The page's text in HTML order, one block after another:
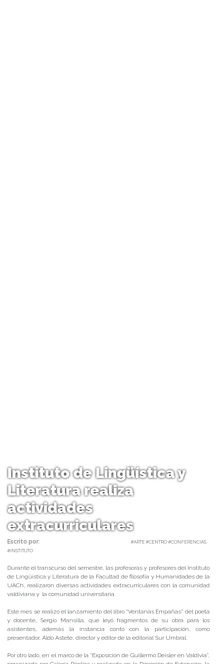
Instituto de Lingüística y
Literatura realiza
actividades
extracurriculares
Escrito por:
#ARTE #CENTRO #CONFERENCIAS
#INSTITUTO
Durante el transcurso del semestre, las profesoras y profesores del Instituto
de Lingüística y Literatura de la Facultad de filosofía y Humanidades de la
UACh, realizaron diversas actividades extracurriculares con la comunidad
valdiviana y la comunidad universitaria.
Este mes se realizó el lanzamiento del libro “Ventanas Empañas” del poeta
y docente, Sergio Mansilla, que leyó fragmentos de su obra para los
asistentes, además la instancia contó con la participación, como
presentador, Aldo Astete, director y editor de la editorial Sur Umbral.
Por otro lado, en el marco de la “Exposición de Guillermo Deisler en Valdivia”,